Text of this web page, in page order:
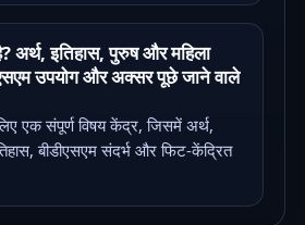
अर्थ, इतिहास, पुरुष और महिला
उपयोग और अक्सर पूछे जाने वाले
एक संपूर्ण विषय केंद्र, जिसमें अर्थ,
बीडीएसएम संदर्भ और फिट-केंद्रित